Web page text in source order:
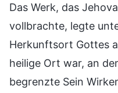
Das Werk, das
vollbrachte, legte
Herkunftsort Gottes
heilige Ort war, an
begrenzte Sein